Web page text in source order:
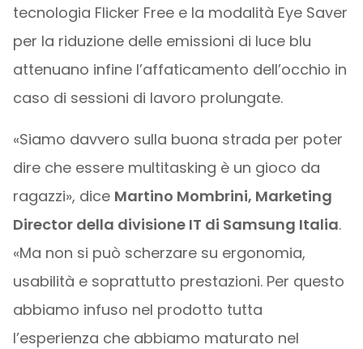
tecnologia Flicker Free e la modalità Eye Saver
per la riduzione delle emissioni di luce blu
attenuano infine l’affaticamento dell’occhio in
caso di sessioni di lavoro prolungate.
«Siamo davvero sulla buona strada per poter
dire che essere multitasking è un gioco da
ragazzi», dice Martino Mombrini, Marketing
Director della divisione IT di Samsung Italia.
«Ma non si può scherzare su ergonomia,
usabilità e soprattutto prestazioni. Per questo
abbiamo infuso nel prodotto tutta
l’esperienza che abbiamo maturato nel